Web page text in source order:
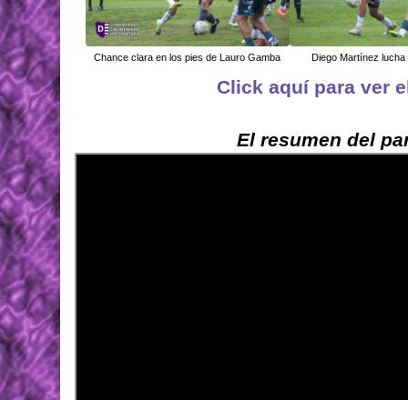
Chance clara en los pies de Lauro Gamba Diego Martínez
Click aquí para ver
El resumen del